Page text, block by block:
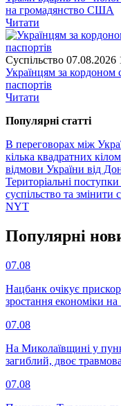
на громадянство США
Читати
Суспiльство 07.08.2026
Українцям за
паспортів
Читати
Популярнi статтi
В переговорах між
кілька квадратних
відмови України від
Територіальні
суспільство та змінити
NYT
Популярнi
07.08
Нацбанк очікує
зростання економіки на
07.08
На Миколаївщині у
загиблий, двоє
07.08